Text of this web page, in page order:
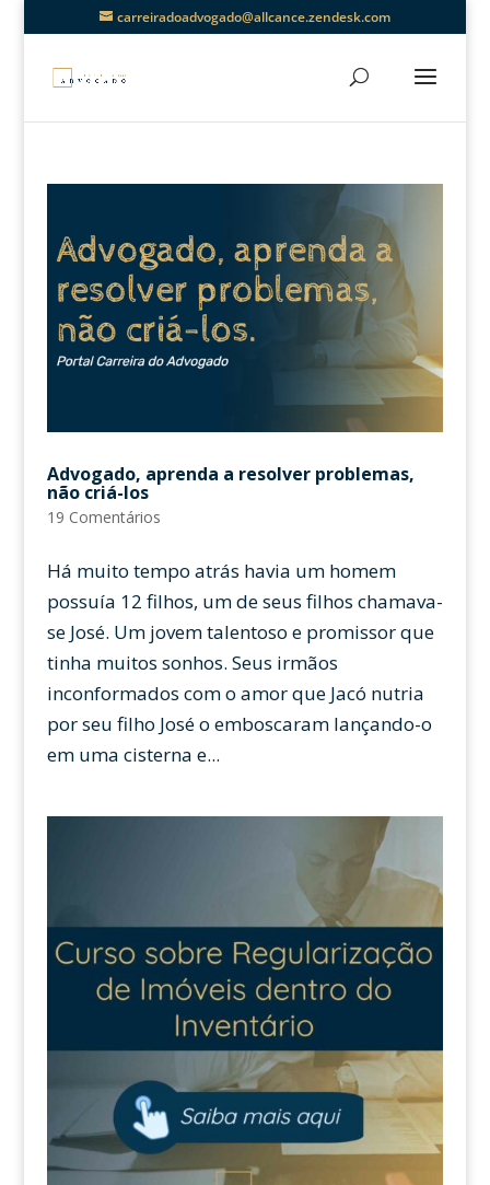
carreiradoadvogado@allcance.zendesk.com
Advogado, aprenda a resolver problemas,
não criá-los
19 Comentários
Há muito tempo atrás havia um homem
possuía 12 filhos, um de seus filhos chamava-
se José. Um jovem talentoso e promissor que
tinha muitos sonhos. Seus irmãos
inconformados com o amor que Jacó nutria
por seu filho José o emboscaram lançando-o
em uma cisterna e...